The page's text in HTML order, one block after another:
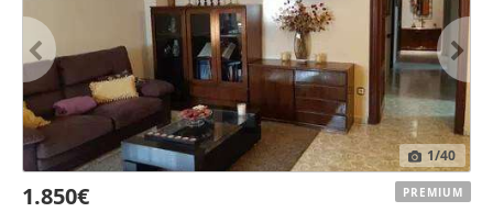
1/40
1.850€ PREMIUM